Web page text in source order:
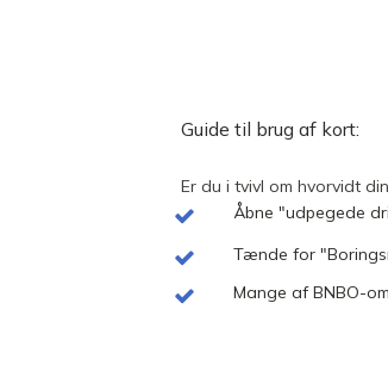
Guide til brug af kort:
Er du i tvivl om hvorvidt
Åbne "udpegede
Tænde for
Mange af BNBO-